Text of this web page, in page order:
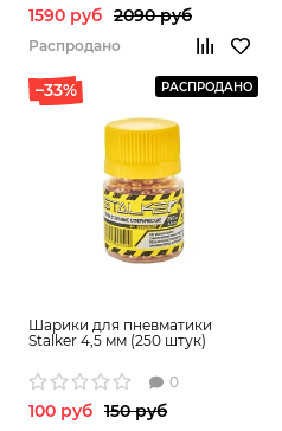
1590 руб 2090 руб
Распродано
–33% РАСПРОДАНО
Шарики для пневматики
Stalker 4,5 мм (250 штук)
0
100 руб 150 руб